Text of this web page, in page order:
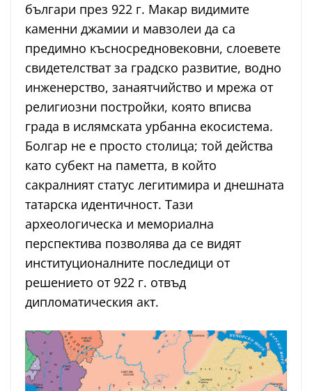
българи през 922 г. Макар видимите
каменни джамии и мавзолеи да са
предимно късносредновековни, слоевете
свидетелстват за градско развитие, водно
инженерство, занаятчийство и мрежа от
религиозни постройки, която вписва
града в ислямската урбанна екосистема.
Болгар не е просто столица; той действа
като субект на паметта, в който
сакралният статус легитимира и днешната
татарска идентичност. Тази
археологическа и мемориална
перспектива позволява да се видят
институционалните последици от
решението от 922 г. отвъд
дипломатическия акт.